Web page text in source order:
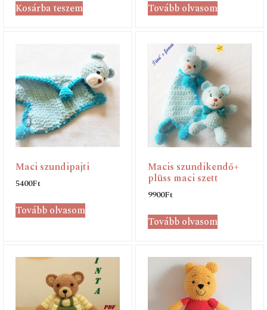
Kosárba teszem Tovább olvasom
Maci szundipajti
5400Ft
Tovább olvasom
Macis szundikendő+
plüss maci szett
9900Ft
Tovább olvasom